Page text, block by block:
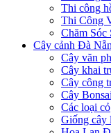
Thi công
Thi Công
Chăm
Cây cảnh Đà
Cây văn
Cây khai
Cây công
Cây
Các loại cỏ
Giống cây